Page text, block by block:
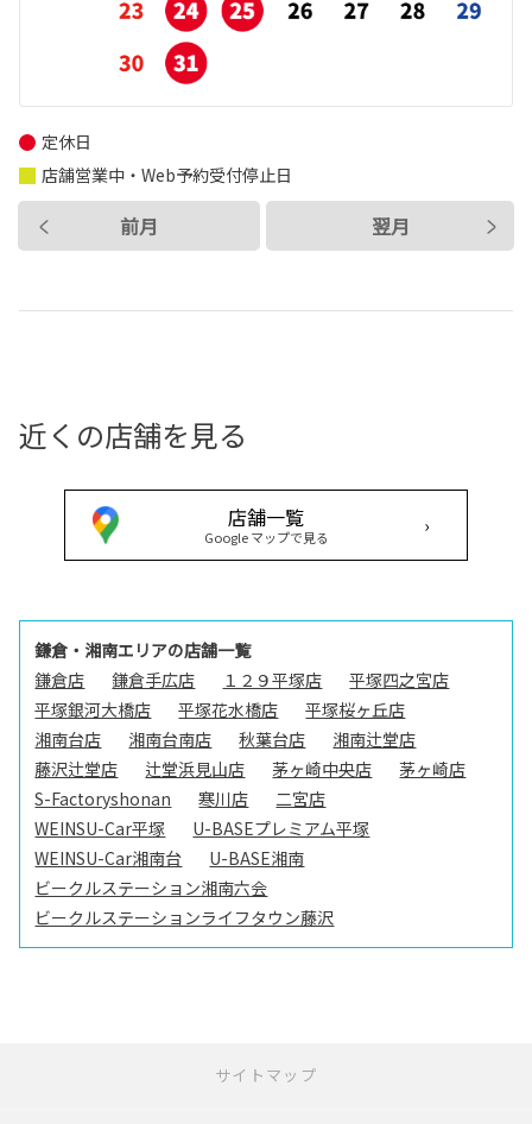
前月 翌月
定休日
店舗営業中・Web予約受付停止日
近くの店舗を見る
店舗一覧
Google マップで見る ›
鎌倉・湘南エリアの店舗一覧
鎌倉店
鎌倉手広店 １２９平塚店
平塚四之宮店
平塚銀河大橋店
平塚花水橋店
平塚桜ヶ丘店
湘南台店
湘南台南店 秋葉台店
湘南辻堂店
藤沢辻堂店
辻堂浜見山店 茅ヶ崎中央店
茅ヶ崎店
S-Factoryshonan
寒川店
二宮店
WEINSU-Car平塚
U-BASEプレミアム平塚
WEINSU-Car湘南台
U-BASE湘南
ビークルステーション湘南六会
ビークルステーションライフタウン藤沢
サイトマップ